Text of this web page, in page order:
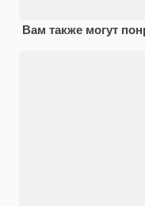
Вам также могут